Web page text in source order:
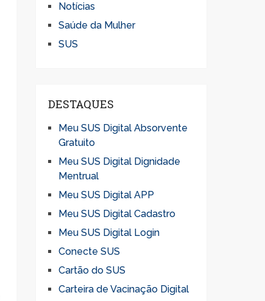
Notícias
Saúde da Mulher
SUS
DESTAQUES
Meu SUS Digital Absorvente
Gratuito
Meu SUS Digital Dignidade
Mentrual
Meu SUS Digital APP
Meu SUS Digital Cadastro
Meu SUS Digital Login
Conecte SUS
Cartão do SUS
Carteira de Vacinação Digital